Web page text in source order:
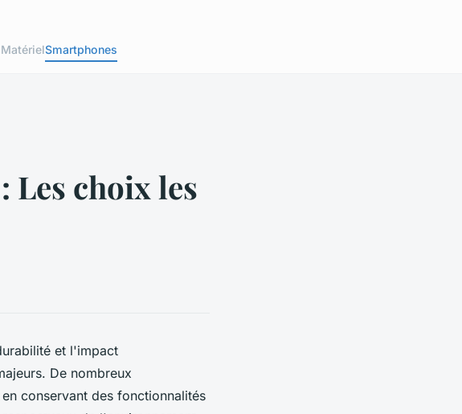
MatérielSmartphones
choix les
et l'impact
De nombreux
conservant des fonctionnalités